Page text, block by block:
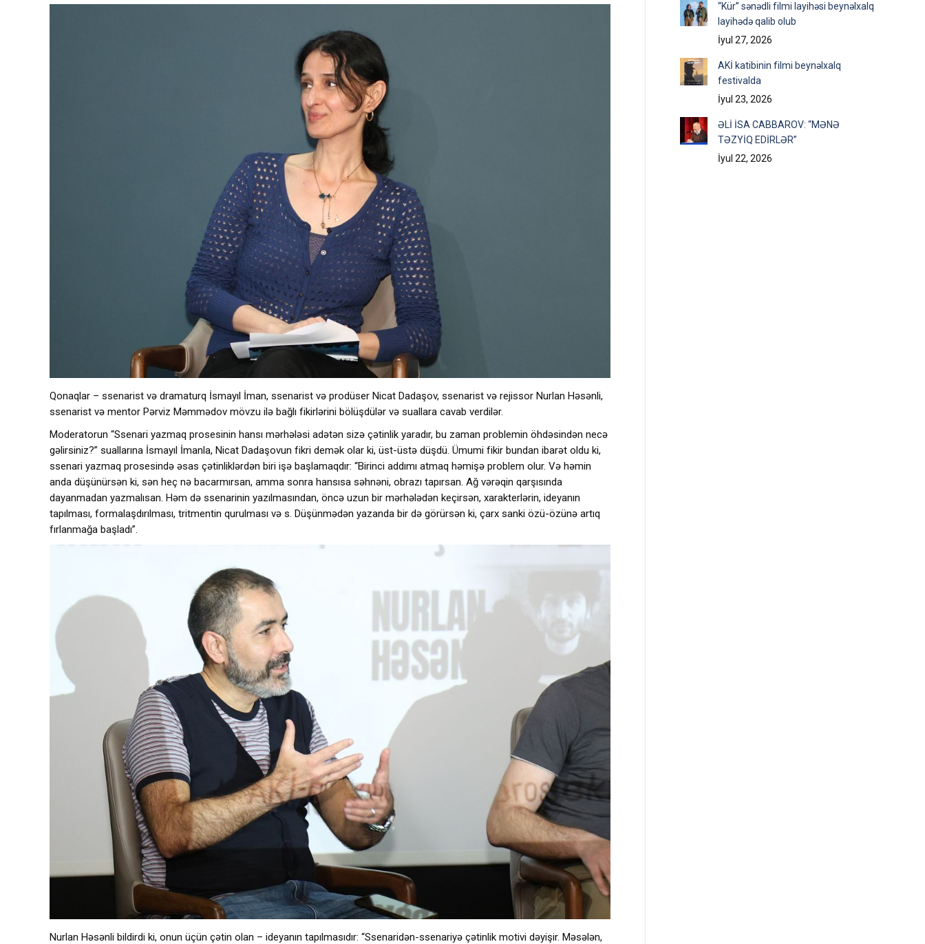
Qonaqlar – ssenarist və dramaturq İsmayıl İman, ssenarist və prodüser Nicat Dadaşov, ssenarist və rejissor Nurlan Həsənli,
ssenarist və mentor Pərviz Məmmədov mövzu ilə bağlı fikirlərini bölüşdülər və suallara cavab verdilər.
Moderatorun “Ssenari yazmaq prosesinin hansı mərhələsi adətən sizə çətinlik yaradır, bu zaman problemin öhdəsindən necə
gəlirsiniz?” suallarına İsmayıl İmanla, Nicat Dadaşovun fikri demək olar ki, üst-üstə düşdü. Ümumi fikir bundan ibarət oldu ki,
ssenari yazmaq prosesində əsas çətinliklərdən biri işə başlamaqdır: “Birinci addımı atmaq həmişə problem olur. Və həmin
anda düşünürsən ki, sən heç nə bacarmırsan, amma sonra hansısa səhnəni, obrazı tapırsan. Ağ vərəqin qarşısında
dayanmadan yazmalısan. Həm də ssenarinin yazılmasından, öncə uzun bir mərhələdən keçirsən, xarakterlərin, ideyanın
tapılması, formalaşdırılması, tritmentin qurulması və s. Düşünmədən yazanda bir də görürsən ki, çarx sanki özü-özünə artıq
fırlanmağa başladı”.
Nurlan Həsənli bildirdi ki, onun üçün çətin olan – ideyanın tapılmasıdır: “Ssenaridən-ssenariyə çətinlik motivi dəyişir. Məsələn,
“Kür” sənədli filmi layihəsi beynəlxalq
layihədə qalib olub
İyul 27, 2026
AKİ katibinin filmi beynəlxalq
festivalda
İyul 23, 2026
ƏLİ İSA CABBAROV: “MƏNƏ
TƏZYİQ EDİRLƏR”
İyul 22, 2026